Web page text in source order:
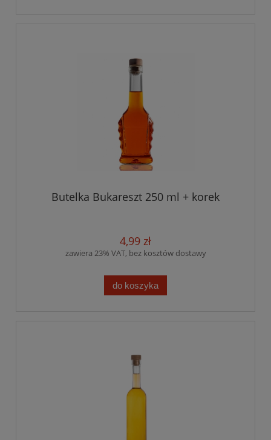
Butelka Bukareszt 250 ml + korek
4,99 zł
zawiera 23% VAT, bez kosztów dostawy
do koszyka